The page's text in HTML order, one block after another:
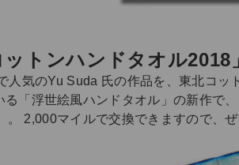
ットンハンドタオル2018」
人気のYu Suda 氏の作品を、東北コッ
る「浮世絵風ハンドタオル」の新作で
。 2,000マイルで交換できますので、